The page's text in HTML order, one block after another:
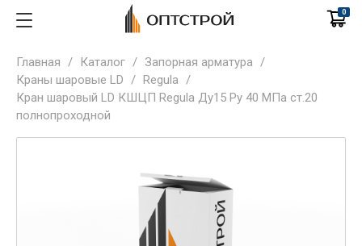
0
Главная / Каталог / Запорная арматура /
Краны шаровые LD / Regula /
Кран шаровый LD КШЦП Regula Ду15 Ру 40 МПа ст.20
полнопроходной